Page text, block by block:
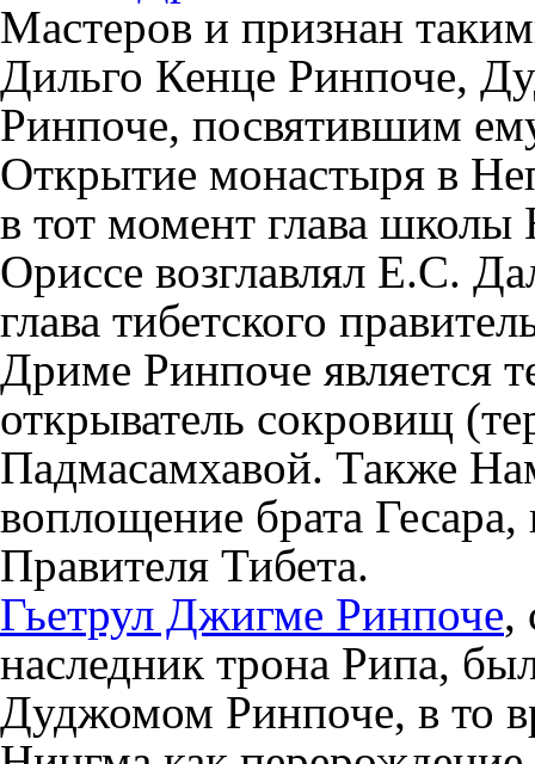
Мастеров и признан
Дильго Кенце Ринпоче,
Ринпоче, посвятившим
Открытие монастыря в
в тот момент глава
Ориссе возглавлял Е.С.
глава тибетского
Дриме Ринпоче является
открыватель сокровищ
Падмасамхавой. Также
воплощение брата
Правителя Тибета.
Гьетрул Джигме Ринпоче,
наследник трона Рипа,
Дуджомом Ринпоче, в то